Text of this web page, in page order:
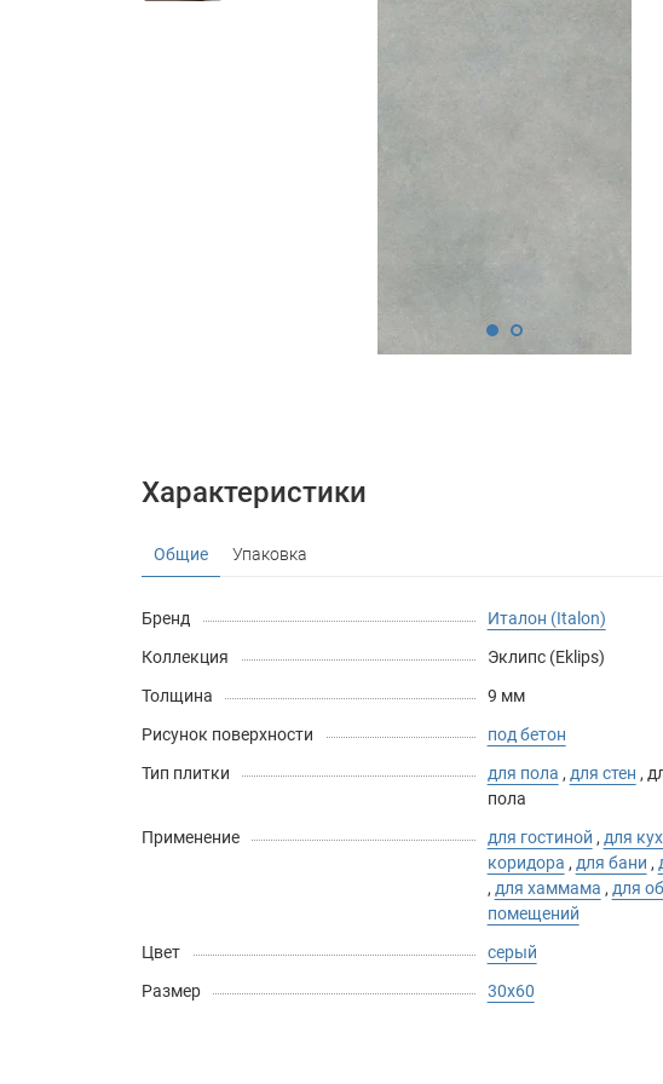
Характеристики
Общие Упаковка
Бренд
Италон (Italon)
Коллекция
Эклипс (Eklips)
Толщина
9 мм
Рисунок поверхности
под бетон
Тип плитки
для пола , для стен ,
пола
Применение
для гостиной , для
коридора , для бани ,
, для хаммама , для
помещений
Цвет
серый
Размер
30х60